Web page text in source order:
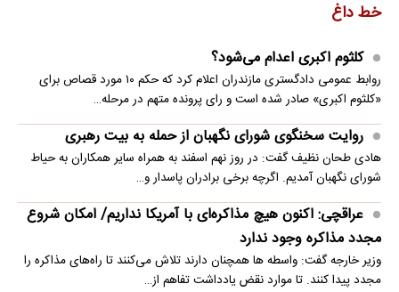
خط داغ
کلثوم اکبری اعدام می‌شود؟
روابط عمومی دادگستری مازندران اعلام کرد که حکم ۱۰ مورد قصاص برای
«کلثوم اکبری» صادر شده است و رای پرونده متهم در مرحله…
روایت سخنگوی شورای نگهبان از حمله به بیت رهبری
هادی طحان نظیف گفت: در روز نهم اسفند به همراه سایر همکاران به حیاط
شورای نگهبان آمدیم. اگرچه برخی برادران پاسدار و…
عراقچی: اکنون هیچ مذاکره‌ای با آمریکا نداریم/ امکان شروع
مجدد مذاکره وجود ندارد
وزیر خارجه گفت: واسطه ها همچنان دارند تلاش می‌کنند تا راه‌های مذاکره را
مجدد پیدا کنند. تا موارد نقض یادداشت تفاهم از…